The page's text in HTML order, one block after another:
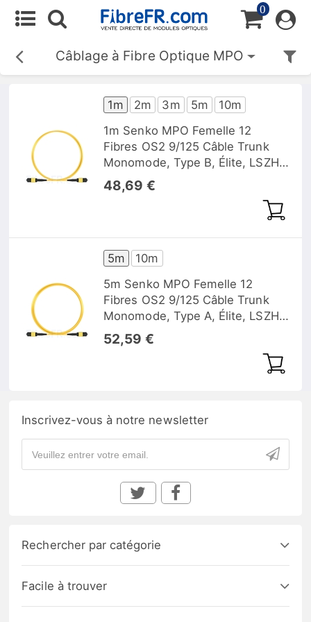
0
Câblage à Fibre Optique MPO
1m 2m 3m 5m
10m
1m Senko MPO Femelle 12
Fibres OS2 9/125 Câble Trunk
Monomode, Type B, Élite, LSZH,
Jaune
48,69 €
5m
10m
5m Senko MPO Femelle 12
Fibres OS2 9/125 Câble Trunk
Monomode, Type A, Élite, LSZH,
Jaune
52,59 €
Inscrivez-vous à notre newsletter
Rechercher par catégorie
Facile à trouver